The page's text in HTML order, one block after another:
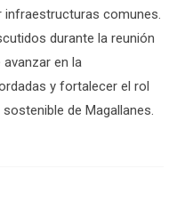
infraestructuras comunes.
durante la reunión
en la
y fortalecer el rol
de Magallanes.